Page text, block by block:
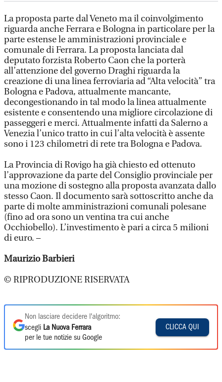
La proposta parte dal Veneto ma il coinvolgimento
riguarda anche Ferrara e Bologna in particolare per la
parte estense le amministrazioni provinciale e
comunale di Ferrara. La proposta lanciata dal
deputato forzista Roberto Caon che la porterà
all’attenzione del governo Draghi riguarda la
creazione di una linea ferroviaria ad “Alta velocità” tra
Bologna e Padova, attualmente mancante,
decongestionando in tal modo la linea attualmente
esistente e consentendo una migliore circolazione di
passeggeri e merci. Attualmente infatti da Salerno a
Venezia l’unico tratto in cui l’alta velocità è assente
sono i 123 chilometri di rete tra Bologna e Padova.
La Provincia di Rovigo ha già chiesto ed ottenuto
l’approvazione da parte del Consiglio provinciale per
una mozione di sostegno alla proposta avanzata dallo
stesso Caon. Il documento sarà sottoscritto anche da
parte di molte amministrazioni comunali polesane
(fino ad ora sono un ventina tra cui anche
Occhiobello). L’investimento è pari a circa 5 milioni
di euro. –
Maurizio Barbieri
© RIPRODUZIONE RISERVATA
Non lasciare decidere l'algoritmo:
scegli La Nuova Ferrara
per le tue notizie su Google
CLICCA QUI